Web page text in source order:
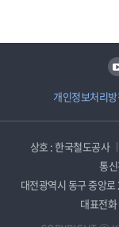
개인정보처리
유튜브
상호 : 한국철도공사
통
대전광역시 동구 중앙로
대표전